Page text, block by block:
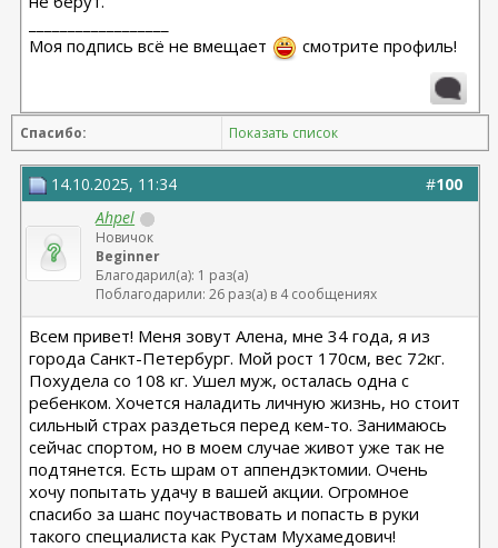
Моя подпись всё не вмещает
смотрите профиль!
Спасибо: Показать список
#100
14.10.2025, 11:34
Ahpel
Новичок
Beginner
Благодарил(а): 1 раз(а)
Поблагодарили: 26 раз(а) в 4 сообщениях
Всем привет! Меня зовут Алена, мне 34 года, я из
города Санкт-Петербург. Мой рост 170см, вес 72кг.
Похудела со 108 кг. Ушел муж, осталась одна с
ребенком. Хочется наладить личную жизнь, но стоит
сильный страх раздеться перед кем-то. Занимаюсь
сейчас спортом, но в моем случае живот уже так не
подтянется. Есть шрам от аппендэктомии. Очень
хочу попытать удачу в вашей акции. Огромное
спасибо за шанс поучаствовать и попасть в руки
такого специалиста как Рустам Мухамедович!